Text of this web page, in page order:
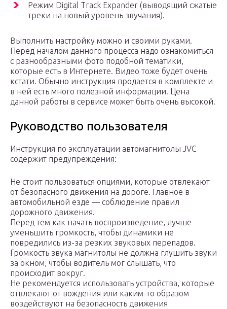
Режим Digital Track Expander (выводящий сжатые
треки на новый уровень звучания).
Выполнить настройку можно и своими руками.
Перед началом данного процесса надо ознакомиться
с разнообразными фото подобной тематики,
которые есть в Интернете. Видео тоже будет очень
кстати. Обычно инструкция продается в комплекте и
в ней есть много полезной информации. Цена
данной работы в сервисе может быть очень высокой.
Руководство пользователя
Инструкция по эксплуатации автомагнитолы JVC
содержит предупреждения:
Не стоит пользоваться опциями, которые отвлекают
от безопасного движения на дороге. Главное в
автомобильной езде — соблюдение правил
дорожного движения.
Перед тем как начать воспроизведение, лучше
уменьшить громкость, чтобы динамики не
повредились из-за резких звуковых перепадов.
Громкость звука магнитолы не должна глушить звуки
за окном, чтобы водитель мог слышать, что
происходит вокруг.
Не рекомендуется использовать устройства, которые
отвлекают от вождения или каким-то образом
воздействуют на безопасность движения